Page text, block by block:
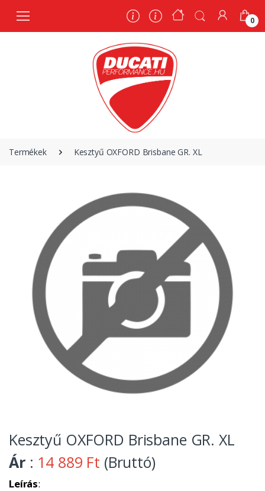
0
Termékek Kesztyű OXFORD Brisbane GR. XL
Kesztyű OXFORD Brisbane GR. XL
Ár : 14 889 Ft (Bruttó)
Leírás:
0